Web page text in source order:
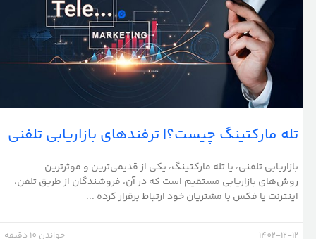
تله مارکتینگ چیست؟| ترفندهای بازاریابی تلفنی
بازاریابی تلفنی، یا تله مارکتینگ، یکی از قدیمی‌ترین و موثرترین
روش‌های بازاریابی مستقیم است که در آن، فروشندگان از طریق تلفن،
اینترنت یا فکس با مشتریان خود ارتباط برقرار کرده ...
1402-12-12 خواندن 10 دقیقه